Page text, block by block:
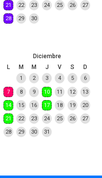
21 22 23 24 25 26 27
28 29 30
Diciembre
L
M M J V S D
1 2 3 4 5 6
7 8 9 10 11 12 13
14 15 16 17 18 19 20
21 22 23 24 25 26 27
28 29 30 31